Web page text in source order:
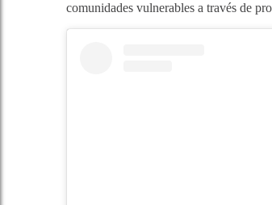
comunidades vulnerables a través de